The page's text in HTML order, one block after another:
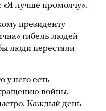
«Я лучше промолчу».
президенту
гибель людей
люди перестали
него есть
войны.
Каждый день